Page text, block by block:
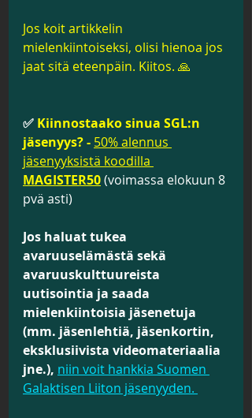
Jos koit artikkelin
mielenkiintoiseksi, olisi hienoa jos
jaat sitä eteenpäin. Kiitos. 🙏
✅ Kiinnostaako sinua SGL:n
jäsenyys? - 50% alennus
jäsenyyksistä koodilla
MAGISTER50 (voimassa elokuun 8
pvä asti)
Jos haluat tukea
avaruuselämästä sekä
avaruuskulttuureista
uutisointia ja saada
mielenkiintoisia jäsenetuja
(mm. jäsenlehtiä, jäsenkortin,
eksklusiivista videomateriaalia
jne.), niin voit hankkia Suomen
Galaktisen Liiton jäsenyyden.